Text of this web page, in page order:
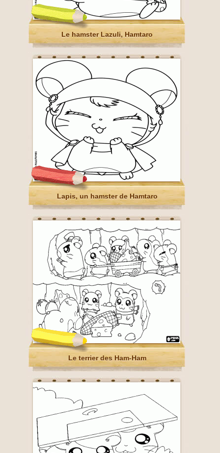
Le hamster Lazuli, Hamtaro
Lapis, un hamster de Hamtaro
Le terrier des Ham-Ham